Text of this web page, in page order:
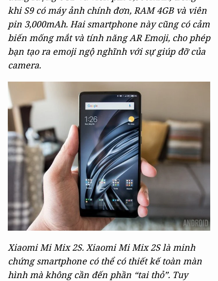
khi S9 có máy ảnh chính đơn, RAM 4GB và viên
pin 3,000mAh. Hai smartphone này cũng có cảm
biến mống mắt và tính năng AR Emoji, cho phép
bạn tạo ra emoji ngộ nghĩnh với sự giúp đỡ của
camera.
Xiaomi Mi Mix 2S. Xiaomi Mi Mix 2S là minh
chứng smartphone có thể có thiết kế toàn màn
hình mà không cần đến phần “tai thỏ”. Tuy